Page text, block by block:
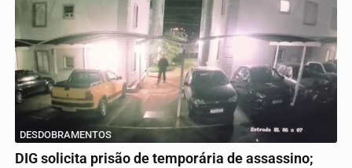
DESDOBRAMENTOS
DIG solicita prisão de temporária de assassino;